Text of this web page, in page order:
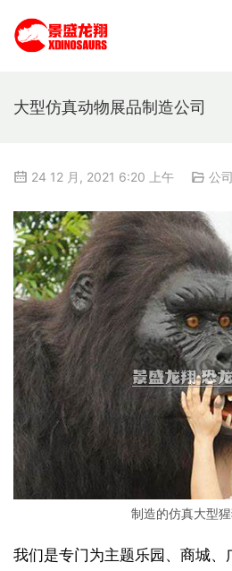
大型仿真动物展品制造公司
24 12 月, 2021 6:20 上午 公
制造的仿真大型
我们是专门为主题乐园、商城、